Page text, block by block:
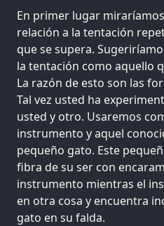
En primer lugar
relación a la tentación
que se supera.
la tentación como aquello
La razón de esto son las
Tal vez usted ha
usted y otro. Usaremos
instrumento y aquel
pequeño gato. Este
fibra de su ser con
instrumento mientras el
en otra cosa y encuentra
gato en su falda.